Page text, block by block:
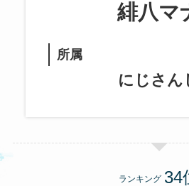
緋八マ
所属
にじさん
ランキング